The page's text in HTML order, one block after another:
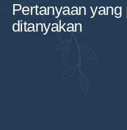
Pertanyaan
ditanyakan